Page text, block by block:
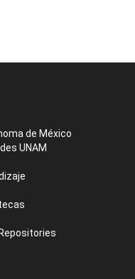
de México
UNAM